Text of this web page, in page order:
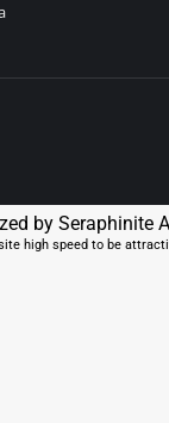
by Seraphinite
high speed to be